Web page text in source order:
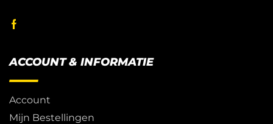
ACCOUNT & INFORMATIE
Account
Mijn Bestellingen